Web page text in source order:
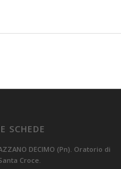
SCHEDE
DECIMO (Pn). Oratorio di
Croce.